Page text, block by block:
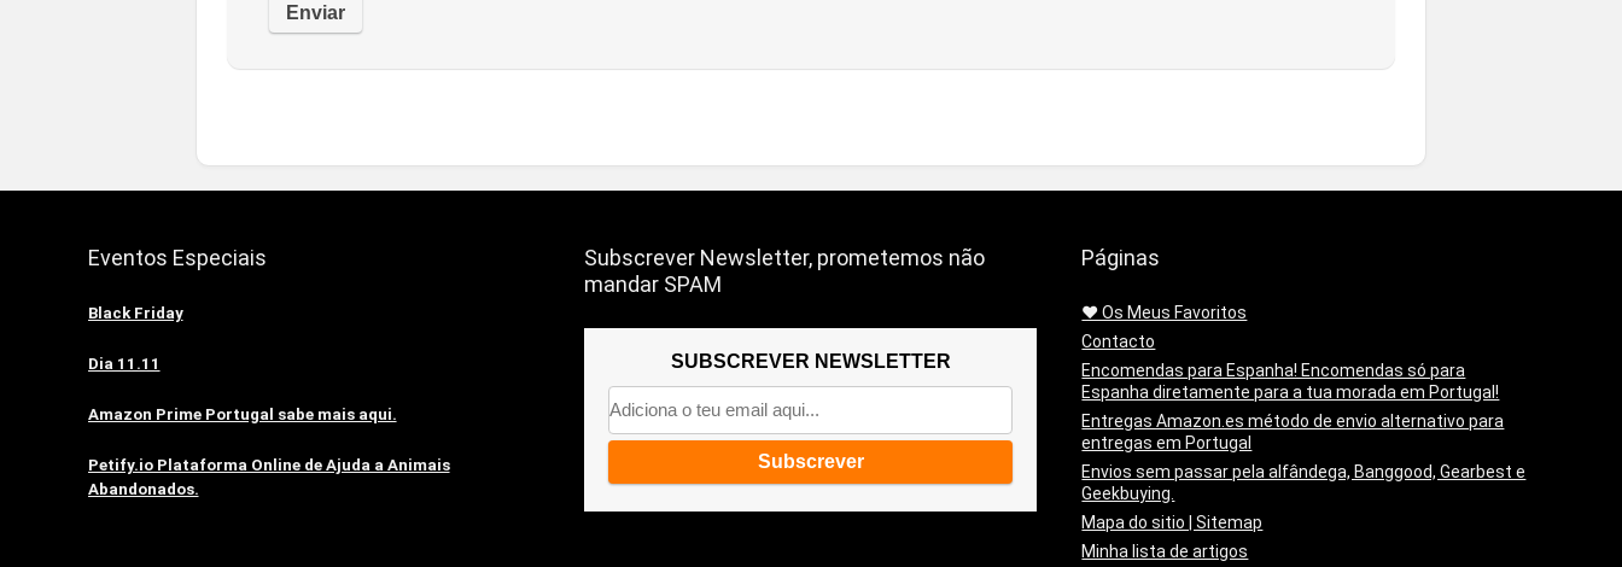
Eventos Especiais
Black Friday
Dia 11.11
Amazon Prime Portugal sabe mais aqui.
Petify.io Plataforma Online de Ajuda a Animais
Abandonados.
Subscrever Newsletter, prometemos não
mandar SPAM
SUBSCREVER NEWSLETTER
Páginas
❤️ Os Meus Favoritos
Contacto
Encomendas para Espanha! Encomendas só para
Espanha diretamente para a tua morada em Portugal!
Entregas Amazon.es método de envio alternativo para
entregas em Portugal
Envios sem passar pela alfândega, Banggood, Gearbest e
Geekbuying.
Mapa do sitio | Sitemap
Minha lista de artigos